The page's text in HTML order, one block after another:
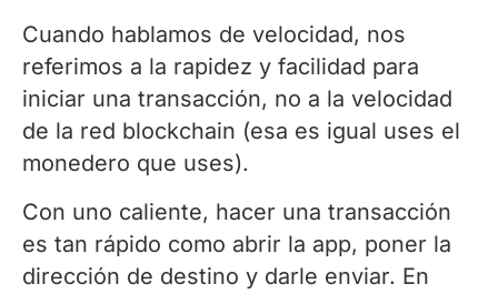
Cuando hablamos de velocidad, nos
referimos a la rapidez y facilidad para
iniciar una transacción, no a la velocidad
de la red blockchain (esa es igual uses el
monedero que uses).
Con uno caliente, hacer una transacción
es tan rápido como abrir la app, poner la
dirección de destino y darle enviar. En